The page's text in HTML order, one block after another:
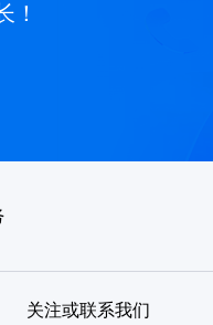
！
关注或联系我们